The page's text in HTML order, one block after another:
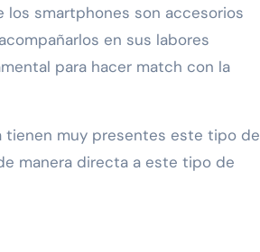
los smartphones son accesorios
en sus labores
para hacer match con la
tienen muy presentes este tipo de
manera directa a este tipo de